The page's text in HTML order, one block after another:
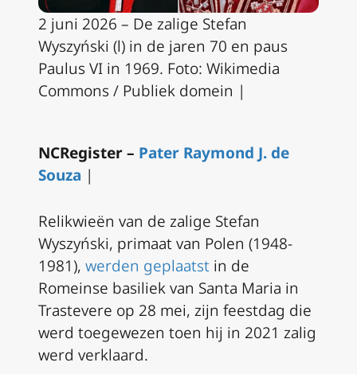
2 juni 2026 – De zalige Stefan
Wyszyński (l) in de jaren 70 en paus
Paulus VI in 1969. Foto: Wikimedia
Commons / Publiek domein |
NCRegister – Pater Raymond J. de
Souza |
Relikwieën van de zalige Stefan
Wyszyński, primaat van Polen (1948-
1981), werden geplaatst in de
Romeinse basiliek van Santa Maria in
Trastevere op 28 mei, zijn feestdag die
werd toegewezen toen hij in 2021 zalig
werd verklaard.